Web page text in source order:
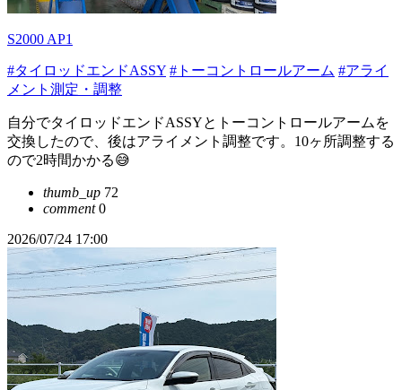
S2000 AP1
#タイロッドエンドASSY #トーコントロールアーム #アライ
メント測定・調整
自分でタイロッドエンドASSYとトーコントロールアームを
交換したので、後はアライメント調整です。10ヶ所調整する
ので2時間かかる😅
thumb_up 72
comment0
2026/07/24 17:00